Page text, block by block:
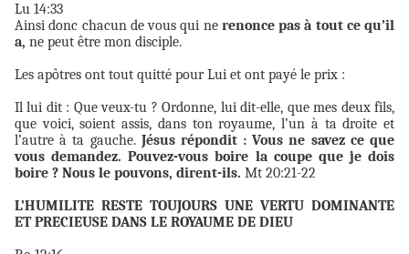
Lu 14:33
Ainsi donc chacun de vous qui ne renonce pas à tout ce qu’il
a, ne peut être mon disciple.
Les apôtres ont tout quitté pour Lui et ont payé le prix :
Il lui dit : Que veux-tu ? Ordonne, lui dit-elle, que mes deux fils,
que voici, soient assis, dans ton royaume, l’un à ta droite et
l’autre à ta gauche. Jésus répondit : Vous ne savez ce que
vous demandez. Pouvez-vous boire la coupe que je dois
boire ? Nous le pouvons, dirent-ils. Mt 20:21-22
L’HUMILITE RESTE TOUJOURS UNE VERTU DOMINANTE
ET PRECIEUSE DANS LE ROYAUME DE DIEU